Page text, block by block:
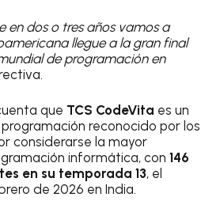
en dos o tres años vamos a
llegue a la gran final
de programación en
que TCS CodeVita es un
reconocido por los
considerarse la mayor
informática, con146
en su temporada 13, el
de 2026 en India.